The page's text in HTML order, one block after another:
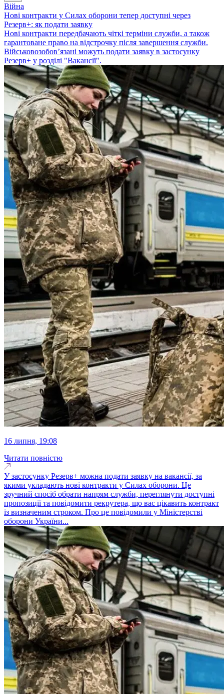
Війна
Нові контракти у Силах оборони тепер доступні через
Резерв+: як подати заявку
Нові контракти передбачають чіткі терміни служби, а також
гарантоване право на відстрочку після завершення служби.
Військовозобов’язані можуть подати заявку в застосунку
Резерв+ у розділі "Вакансії".
16 липня, 19:08
Читати повністю
У застосунку Резерв+ можна подати заявку на вакансії, за
якими укладають нові контракти у Силах оборони. Це
зручний спосіб обрати напрям служби, переглянути доступні
пропозиції та повідомити рекрутера, що вас цікавить контракт
із визначеним строком. Про це повідомили у Міністерстві
оборони України...